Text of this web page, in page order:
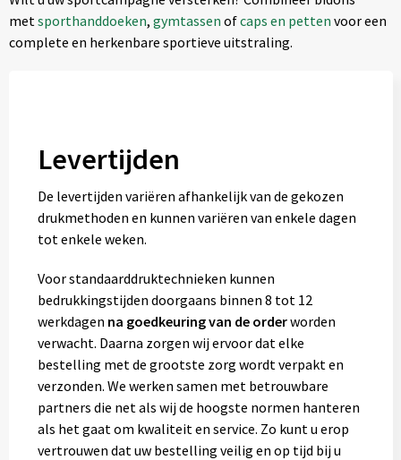
metsporthanddoeken, gymtassen ofcaps en petten voor een
complete en herkenbare sportieve uitstraling.
Levertijden
De levertijden variëren afhankelijk van de gekozen
drukmethoden en kunnen variëren van enkele dagen
tot enkele weken.
Voor standaarddruktechnieken kunnen
bedrukkingstijden doorgaans binnen 8 tot 12
werkdagen na goedkeuring van de orderworden
verwacht. Daarna zorgen wij ervoor dat elke
bestelling met de grootste zorg wordt verpakt en
verzonden. We werken samen met betrouwbare
partners die net als wij de hoogste normen hanteren
als het gaat om kwaliteit en service. Zo kunt u erop
vertrouwen dat uw bestelling veilig en op tijd bij u